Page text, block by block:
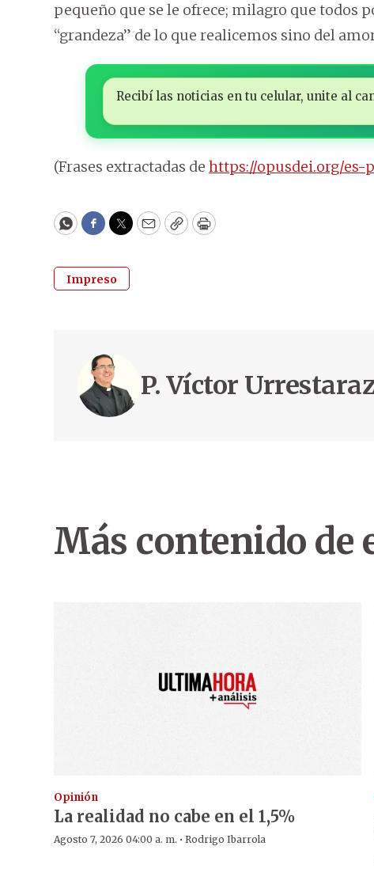
pequeño que se le ofrece; milagro que todos
“grandeza” de lo que realicemos sino del
Recibí las noticias en tu celular, unite al
(Frases extractadas de https://opusdei.org/es-
WhatsApp
Facebook
Twitter
EmailCopyPrint
Impreso
P. Víctor
Más contenido de
Opinión
La realidad no cabe en el 1,5%
Agosto 7, 2026 04:00 a. m. · Rodrigo Ibarrola